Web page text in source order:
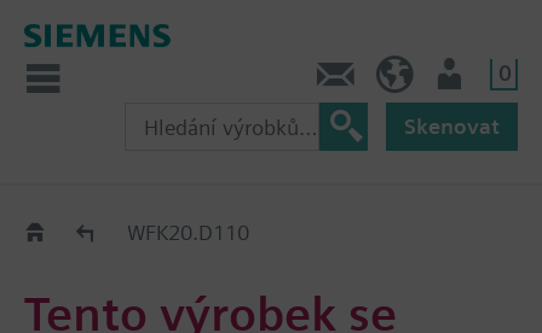
0
Skenovat
Old2NewWFK20.D110
Tento výrobek se